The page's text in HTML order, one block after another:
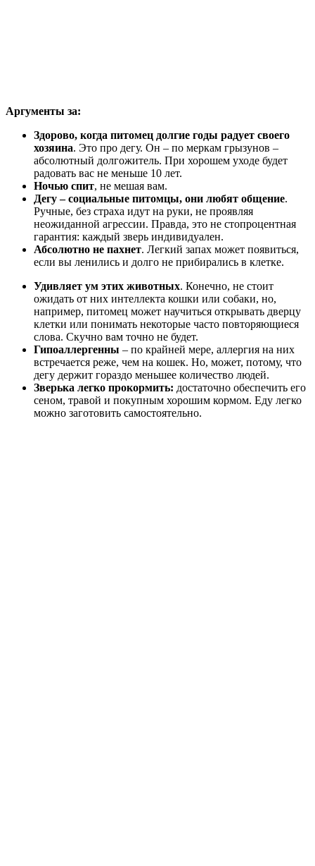
Аргументы за:
Здорово, когда питомец долгие годы радует своего
хозяина. Это про дегу. Он – по меркам грызунов –
абсолютный долгожитель. При хорошем уходе будет
радовать вас не меньше 10 лет.
Ночью спит, не мешая вам.
Дегу – социальные питомцы, они любят общение.
Ручные, без страха идут на руки, не проявляя
неожиданной агрессии. Правда, это не стопроцентная
гарантия: каждый зверь индивидуален.
Абсолютно не пахнет. Легкий запах может появиться,
если вы ленились и долго не прибирались в клетке.
Удивляет ум этих животных. Конечно, не стоит
ожидать от них интеллекта кошки или собаки, но,
например, питомец может научиться открывать дверцу
клетки или понимать некоторые часто повторяющиеся
слова. Скучно вам точно не будет.
Гипоаллергенны – по крайней мере, аллергия на них
встречается реже, чем на кошек. Но, может, потому, что
дегу держит гораздо меньшее количество людей.
Зверька легко прокормить: достаточно обеспечить его
сеном, травой и покупным хорошим кормом. Еду легко
можно заготовить самостоятельно.